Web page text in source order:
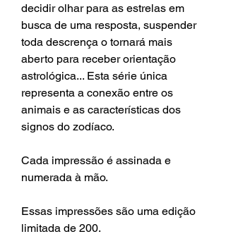
decidir olhar para as estrelas em
busca de uma resposta, suspender
toda descrença o tornará mais
aberto para receber orientação
astrológica... Esta série única
representa a conexão entre os
animais e as características dos
signos do zodíaco.
Cada impressão é assinada e
numerada à mão.
Essas impressões são uma edição
limitada de 200.